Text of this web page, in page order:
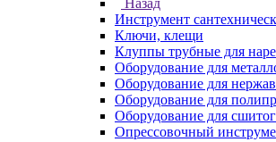
Назад
Инструмент
Ключи, клещи
Клуппы трубные для
Оборудование для
Оборудование для
Оборудование для
Оборудование для
Опрессовочный